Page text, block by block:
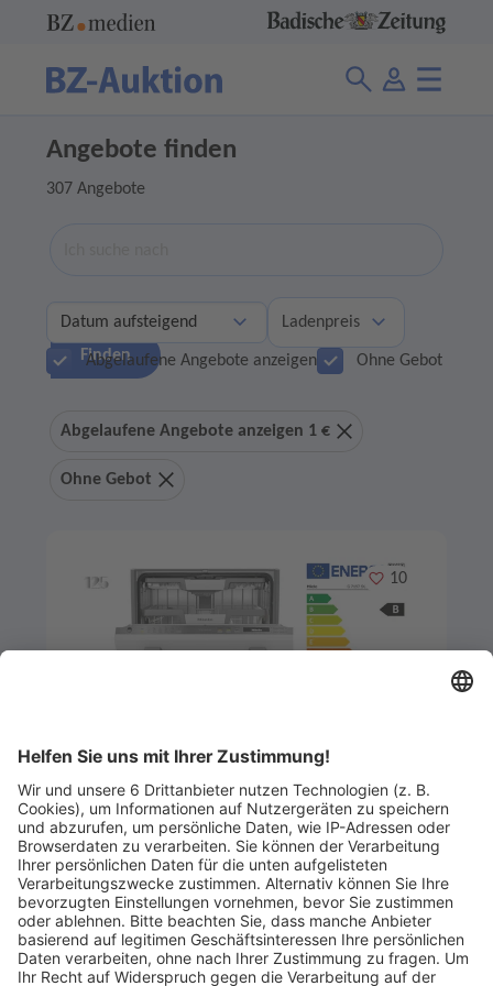
Angebote finden
307 Angebote
Finden
Ladenpreis
Abgelaufene Angebote anzeigen Ohne Gebot
Abgelaufene Angebote anzeigen 1 €
Ohne Gebot
Merken
10
Artikel-ID: 3821 0
Miele Einbau-Geschirrspüler,
G7197ScViXXLED
Küchen- und Badmöbelstudio Helde